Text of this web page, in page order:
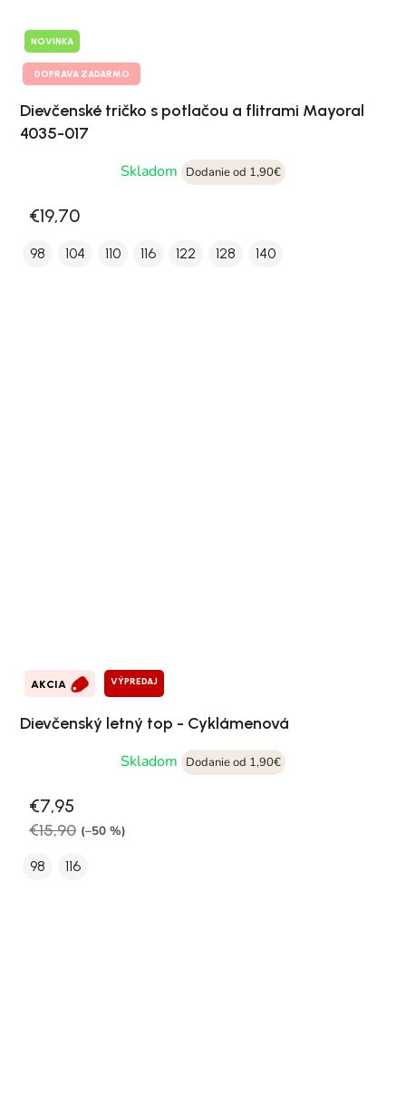
NOVINKA
DOPRAVA ZADARMO
Dievčenské tričko s potlačou a flitrami Mayoral
4035-017
Skladom
Dodanie od 1,90€
€19,70
98 104 110 116 122 128 140
AKCIA VÝPREDAJ
Dievčenský letný top - Cyklámenová
Skladom
Dodanie od 1,90€
€7,95
€15,90 (–50 %)
98 116